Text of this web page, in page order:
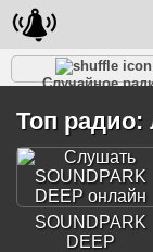
Случайное
Разговорное
Джаз
Топ радио:
SOUNDPARK
DEEP